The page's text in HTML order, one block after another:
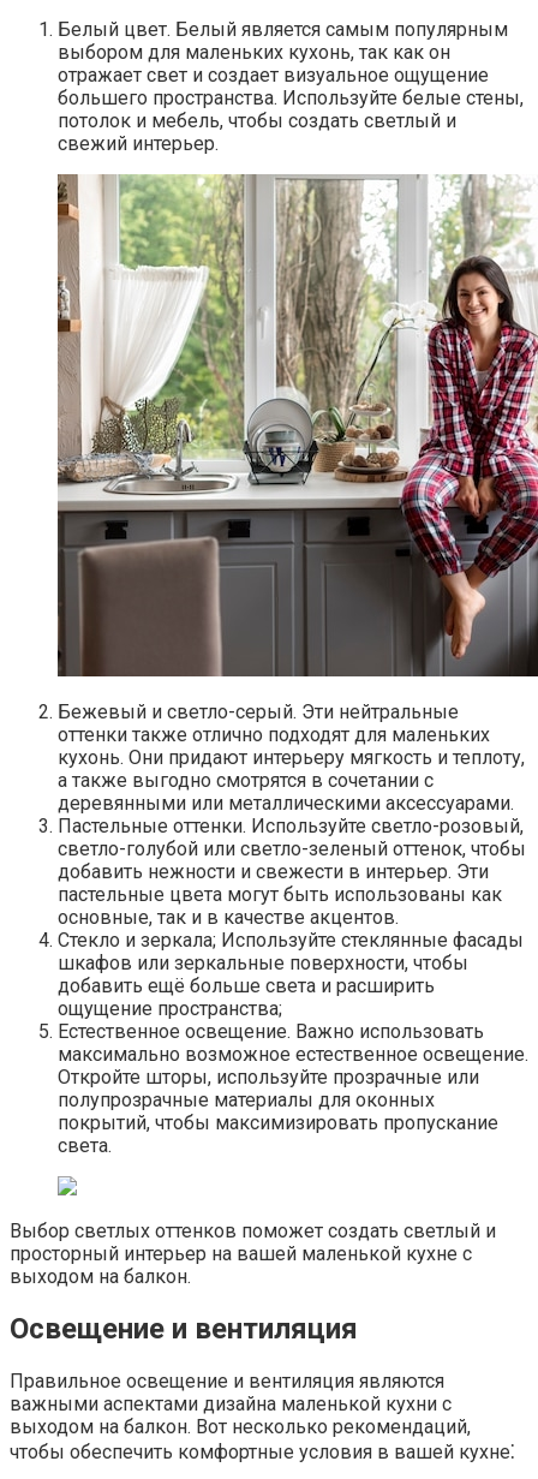
Белый цвет. Белый является самым популярным
выбором для маленьких кухонь, так как он
отражает свет и создает визуальное ощущение
большего пространства.​ Используйте белые стены,
потолок и мебель, чтобы создать светлый и
свежий интерьер.​
Бежевый и светло-серый.​ Эти нейтральные
оттенки также отлично подходят для маленьких
кухонь.​ Они придают интерьеру мягкость и теплоту,
а также выгодно смотрятся в сочетании с
деревянными или металлическими аксессуарами.​
Пастельные оттенки.​ Используйте светло-розовый,
светло-голубой или светло-зеленый оттенок, чтобы
добавить нежности и свежести в интерьер.​ Эти
пастельные цвета могут быть использованы как
основные, так и в качестве акцентов.​
Стекло и зеркала; Используйте стеклянные фасады
шкафов или зеркальные поверхности, чтобы
добавить ещё больше света и расширить
ощущение пространства;
Естественное освещение. Важно использовать
максимально возможное естественное освещение.​
Откройте шторы, используйте прозрачные или
полупрозрачные материалы для оконных
покрытий, чтобы максимизировать пропускание
света.​
Выбор светлых оттенков поможет создать светлый и
просторный интерьер на вашей маленькой кухне с
выходом на балкон.​
Освещение и вентиляция
Правильное освещение и вентиляция являются
важными аспектами дизайна маленькой кухни с
выходом на балкон.​ Вот несколько рекомендаций,
чтобы обеспечить комфортные условия в вашей кухне⁚